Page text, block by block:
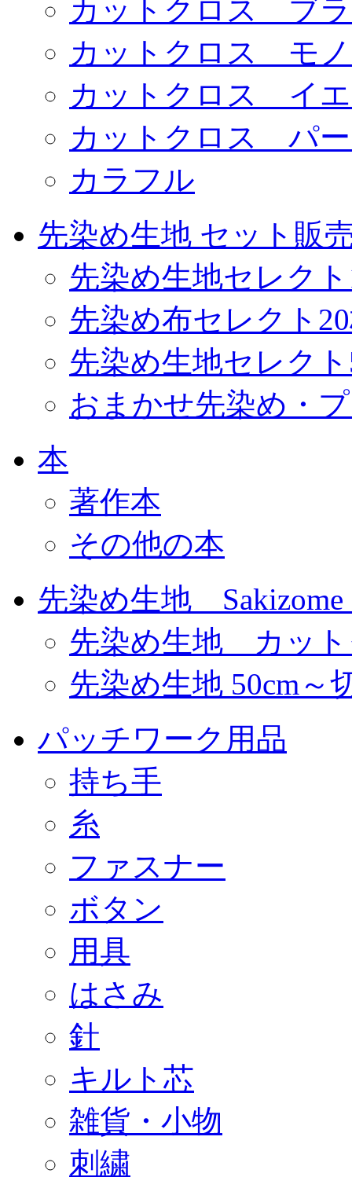
カットクロス ブ
カットクロス モ
カットクロス イ
カットクロス パ
カラフル
先染め生地 セット販
先染め生地セレク
先染め布セレクト
先染め生地セレク
おまかせ先染め・
本
著作本
その他の本
先染め生地 Sakizome
先染め生地 カット
先染め生地 50cm～
パッチワーク用品
持ち手
糸
ファスナー
ボタン
用具
はさみ
針
キルト芯
雑貨・小物
刺繍